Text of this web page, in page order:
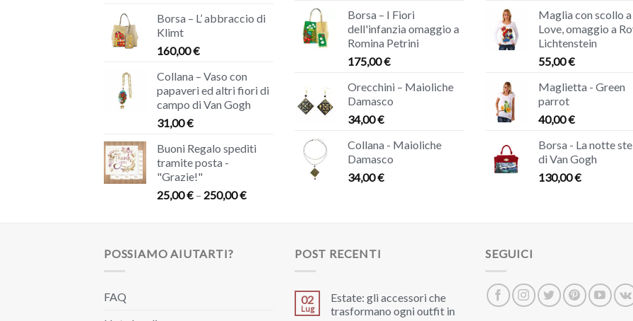
Borsa – L’ abbraccio di
Klimt
160,00€
Collana – Vaso con
papaveri ed altri fiori di
campo di Van Gogh
31,00€
Buoni Regalo spediti
tramite posta -
"Grazie!"
25,00€ – 250,00€
Borsa – I Fiori
dell'infanzia omaggio a
Romina Petrini
175,00€
Orecchini – Maioliche
Damasco
34,00€
Collana - Maioliche
Damasco
34,00€
Maglia con scollo
Love, omaggio a
Lichtenstein
55,00€
Maglietta - Green
parrot
40,00€
Borsa - La notte
di Van Gogh
130,00€
POSSIAMO AIUTARTI?
FAQ
POST RECENTI
02
Lug
Estate: gli accessori che
trasformano ogni outfit in
SEGUICI